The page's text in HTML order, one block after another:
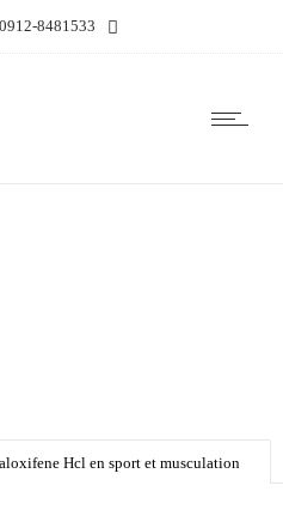
0912-8481533
Hcl en sport et musculation